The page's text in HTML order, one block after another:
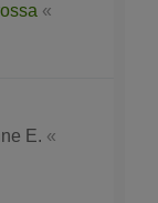
«
E. «